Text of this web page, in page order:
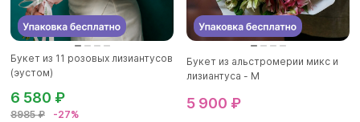
Букет из 11 розовых лизиантусов
(эустом)
8985 ₽ -27%
6 580 ₽
Букет из альстромерии микс и
лизиантуса - М
5 900 ₽